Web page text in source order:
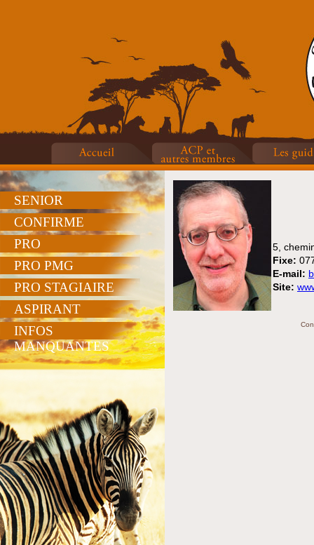
SENIOR
CONFIRME
PRO
PRO PMG
PRO STAGIAIRE
ASPIRANT
INFOS
MANQUANTES
5,
Fixe:
E-mail:
Site: